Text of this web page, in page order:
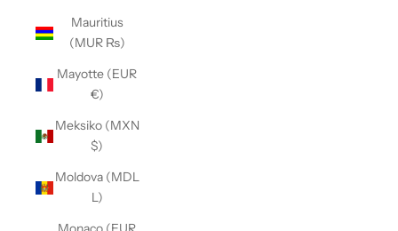
Mauritius
(MUR ₨)
Mayotte (EUR
€)
Meksiko (MXN
$)
Moldova (MDL
L)